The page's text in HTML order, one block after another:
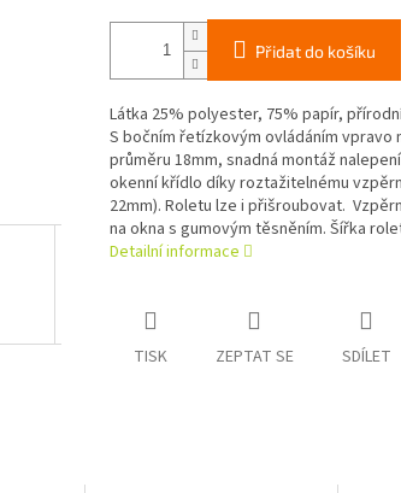
Přidat do košíku
Látka 25% polyester, 75% papír,
S bočním řetízkovým ovládáním vpravo
průměru 18mm, snadná montáž
okenní křídlo díky roztažitelnému
22mm). Roletu lze i přišroubovat.
na okna s gumovým těsněním. Šířka
Detailní informace
TISK ZEPTAT SE SDÍLET